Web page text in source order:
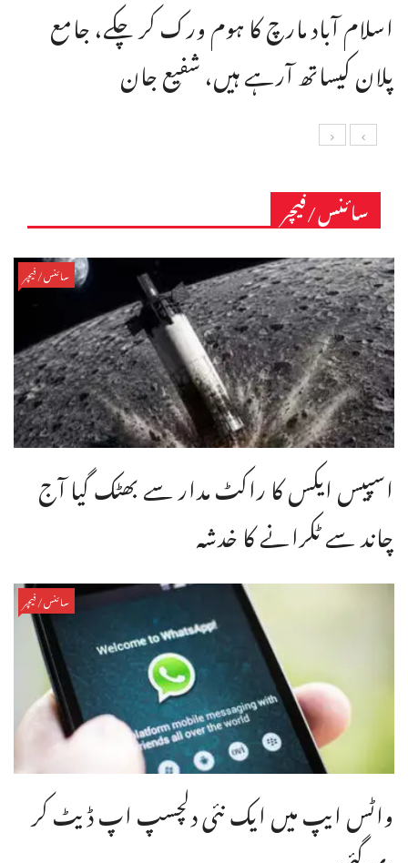
اسلام آباد مارچ کا ہوم ورک کر چکے، جامع
پلان کیساتھ آرہے ہیں، شفیع جان
سائنس/فیچر
سائنس/فیچر
اسپیس ایکس کا راکٹ مدار سے بھٹک گیا آج
چاند سے ٹکرانے کا خدشہ
سائنس/فیچر
واٹس ایپ میں ایک نئی دلچسپ اپ ڈیٹ کر